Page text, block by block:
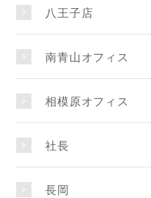
八王子店
南青山オフィス
相模原オフィス
社長
長岡